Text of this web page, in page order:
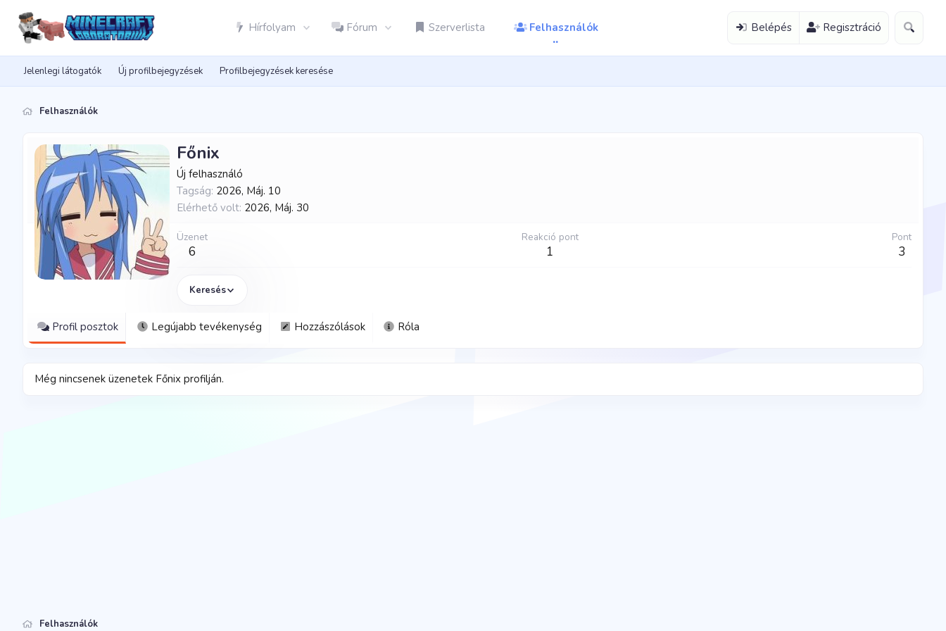
Hírfolyam Fórum Szerverlista Felhasználók Belépés Regisztráció
Jelenlegi látogatók Új profilbejegyzések Profilbejegyzések keresése
Felhasználók
Főnix
Új felhasználó
Tagság 2026, Máj. 10
Elérhető volt 2026, Máj. 30
Üzenet
6
Reakció pont
1
Pont
3
Keresés
Profil posztok Legújabb tevékenység Hozzászólások Róla
Még nincsenek üzenetek Főnix profilján.
Felhasználók